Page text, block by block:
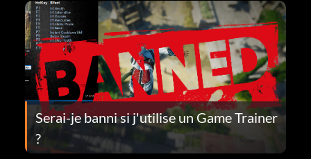
Serai-je banni si j'utilise un Game Trainer
?